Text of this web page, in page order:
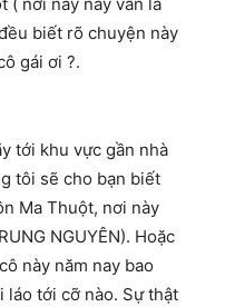
biết rõ chuyện này
gái ơi ?.
tới khu vực gần nhà
tôi sẽ cho bạn biết
Ma Thuột, nơi này
NGUYÊN). Hoặc
này năm nay bao
láo tới cỡ nào. Sự thật